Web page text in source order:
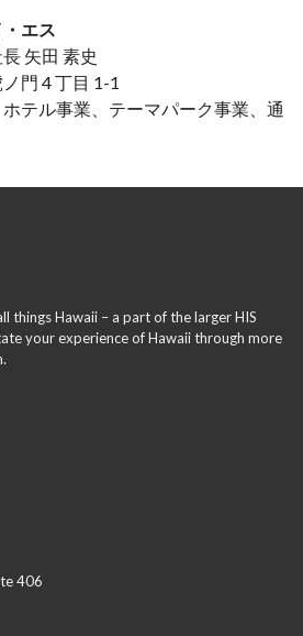
エス
矢田 素史
門 4 丁目 1-1
テル事業、テーマパーク事業、通
things Hawaii – a part of the larger HIS
your experience of Hawaii through more
406